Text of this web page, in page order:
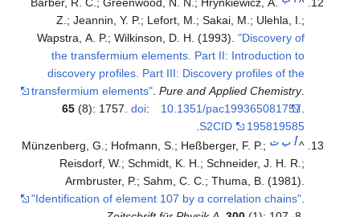
^
Barber, R. C.; Greenwood, N. N.; Hrynkiewicz, A.
Z.; Jeannin, Y. P.; Lefort, M.; Sakai, M.; Ulehla, I.;
Wapstra, A. P.; Wilkinson, D. H. (1993)."Discovery of
the transfermium elements. Part II: Introduction to
discovery profiles. Part III: Discovery profiles of the
transfermium elements".Pure and Applied Chemistry.
65 (8): 1757.doi: 10.1351/pac199365081757.
S2CID
195819585
.
^أ ب ت Münzenberg, G.; Hofmann, S.; Heßberger, F. P.;
Reisdorf, W.; Schmidt, K. H.; Schneider, J. H. R.;
Armbruster, P.; Sahm, C. C.; Thuma, B. (1981).
"Identification of element 107 by α correlation chains"